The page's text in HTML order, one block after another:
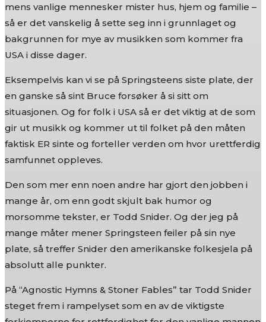
mens vanlige mennesker mister hus, hjem og familie –
så er det vanskelig å sette seg inn i grunnlaget og
bakgrunnen for mye av musikken som kommer fra
USA i disse dager.
Eksempelvis kan vi se på Springsteens siste plate, der
en ganske så sint Bruce forsøker å si sitt om
situasjonen. Og for folk i USA så er det viktig at de som
gir ut musikk og kommer ut til folket på den måten
faktisk ER sinte og forteller verden om hvor urettferdig
samfunnet oppleves.
Den som mer enn noen andre har gjort den jobben i
mange år, om enn godt skjult bak humor og
morsomme tekster, er Todd Snider. Og der jeg på
mange måter mener Springsteen feiler på sin nye
plate, så treffer Snider den amerikanske folkesjela på
absolutt alle punkter.
På “Agnostic Hymns & Stoner Fables” tar Todd Snider
steget frem i rampelyset som en av de viktigste